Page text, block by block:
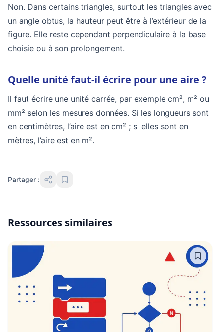
Non. Dans certains triangles, surtout les triangles avec
un angle obtus, la hauteur peut être à l’extérieur de la
figure. Elle reste cependant perpendiculaire à la base
choisie ou à son prolongement.
Quelle unité faut-il écrire pour une aire ?
Il faut écrire une unité carrée, par exemple cm², m² ou
mm² selon les mesures données. Si les longueurs sont
en centimètres, l’aire est en cm² ; si elles sont en
mètres, l’aire est en m².
Partager :
Ressources similaires